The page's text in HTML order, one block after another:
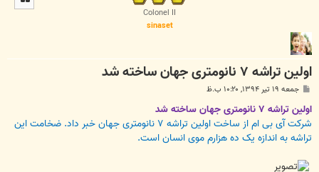
Colonel II
sinaset
اولین تراشه ۷ نانومتری جهان ساخته شد
ت
جمعه ۱۹ تیر ۱۳۹۴, ۱۰:۲۰ ب.ظ
اولین تراشه ۷ نانومتری جهان ساخته شد
شرکت آی بی ام از ساخت اولین تراشه ۷ نانومتری جهان خبر داد. ضخامت این
تراشه به اندازه یک ده هزارم موی انسان است.